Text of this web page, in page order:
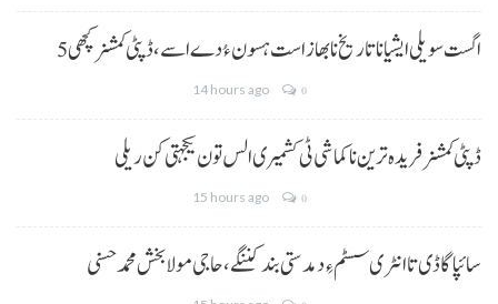
5 اگست سویلی ایشیا نا تاریخ نا بھاز است ہسون ءُ دے اسے،ڈپٹی کمشنر کچھی
14 hours ago 0
ڈپٹی کمشنر فریدہ ترین نا کماشی ٹی کشمیری الس تون یکجہتی کن ریلی
15 hours ago 0
سائپا گاڈی تا انٹری سسٹم ءِ دمدستی بند کننگے، حاجی مولا بخش محمد حسنی